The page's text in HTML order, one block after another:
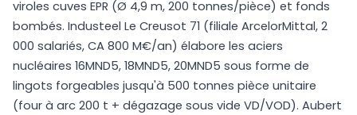
viroles cuves EPR (Ø 4,9 m, 200 tonnes/pièce) et fonds
bombés. Industeel Le Creusot 71 (filiale ArcelorMittal, 2
000 salariés, CA 800 M€/an) élabore les aciers
nucléaires 16MND5, 18MND5, 20MND5 sous forme de
lingots forgeables jusqu'à 500 tonnes pièce unitaire
(four à arc 200 t + dégazage sous vide VD/VOD). Aubert